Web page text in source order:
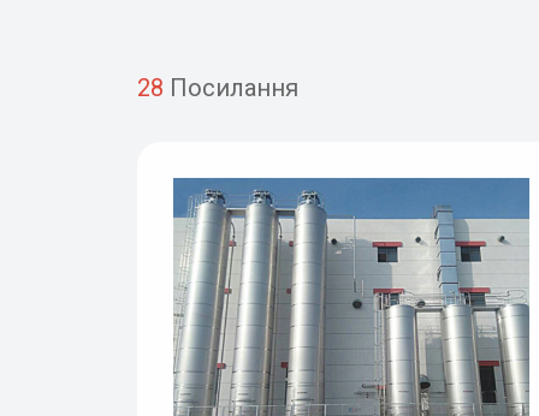
28 Посилання